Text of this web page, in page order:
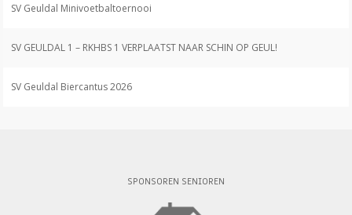
SV Geuldal Minivoetbaltoernooi
SV GEULDAL 1 – RKHBS 1 VERPLAATST NAAR SCHIN OP GEUL!
SV Geuldal Biercantus 2026
SPONSOREN SENIOREN